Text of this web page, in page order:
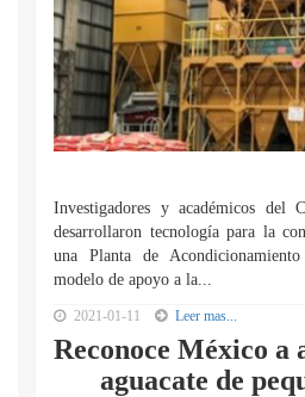
Investigadores y académicos del
desarrollaron tecnología para la
una Planta de
modelo de apoyo a la...
2021-01-11 Leer mas...
Reconoce México a
aguacate de